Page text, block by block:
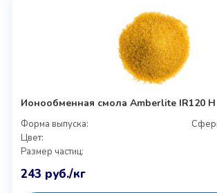
Ионообменная смола Amberlite IR120 H
Форма выпуска:
Цвет:
Размер частиц:
243 руб./кг